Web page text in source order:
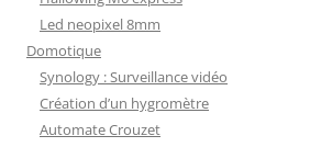
Led neopixel 8mm
Domotique
Synology : Surveillance vidéo
Création d’un hygromètre
Automate Crouzet